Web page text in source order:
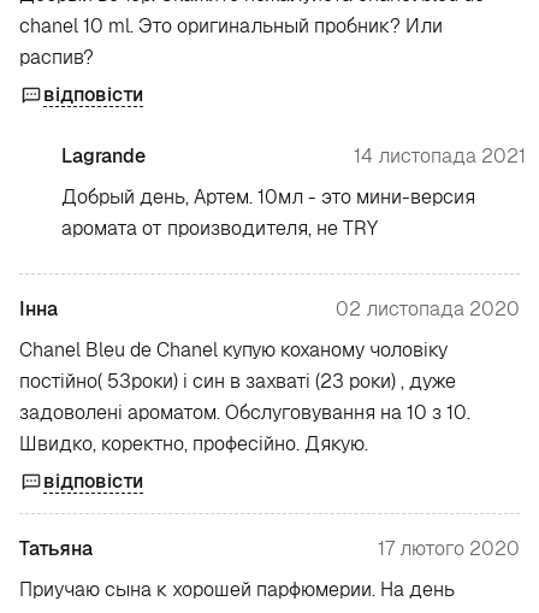
chanel 10 ml. Это оригинальный пробник? Или
распив?
відповісти
Lagrande
14 листопада 2021
Добрый день, Артем. 10мл - это мини-версия
аромата от производителя, не TRY
Інна
02 листопада 2020
Chanel Bleu de Chanel купую коханому чоловіку
постійно( 53роки) і син в захваті (23 роки) , дуже
задоволені ароматом. Обслуговування на 10 з 10.
Швидко, коректно, професійно. Дякую.
відповісти
Татьяна
17 лютого 2020
Приучаю сына к хорошей парфюмерии. На день